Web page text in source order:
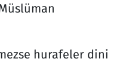
hurafeler dini